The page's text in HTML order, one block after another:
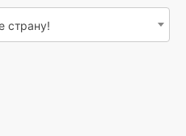
страну!